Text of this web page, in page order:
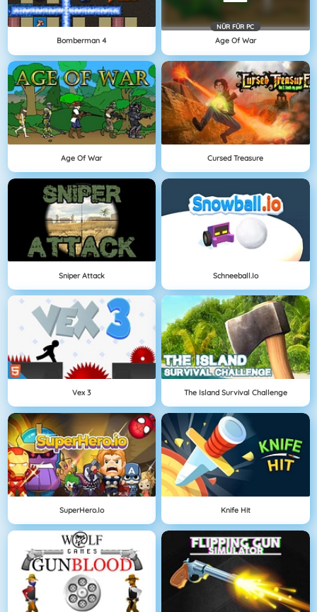
Bomberman 4
NÜR FÜR PC
Age Of War
Age Of War Cursed Treasure
Sniper Attack Schneeball.io
Vex 3 The Island Survival Challenge
SuperHero.io Knife Hit